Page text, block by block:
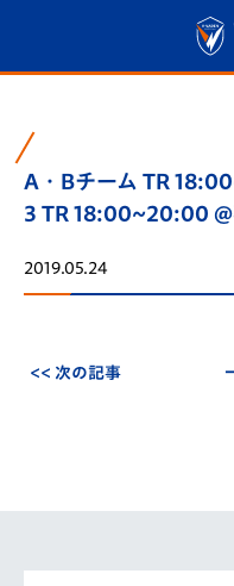
A・Bチーム TR
3 TR 18:00~20:00
2019.05.24
<< 次の記事